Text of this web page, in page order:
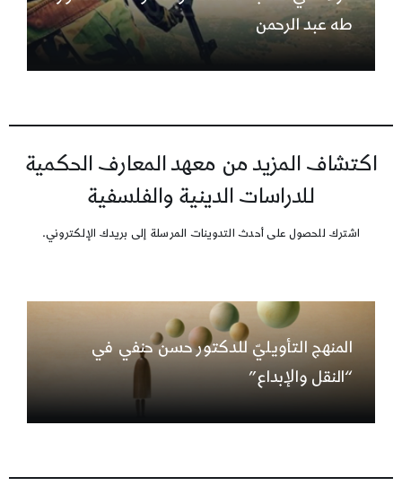
طه عبد الرحمن
اكتشاف المزيد من معهد المعارف الحكمية
للدراسات الدينية والفلسفية
اشترك للحصول على أحدث التدوينات المرسلة إلى بريدك الإلكتروني.
المنهج التأويليّ للدكتور حسن حنفي في
“النقل والإبداع”